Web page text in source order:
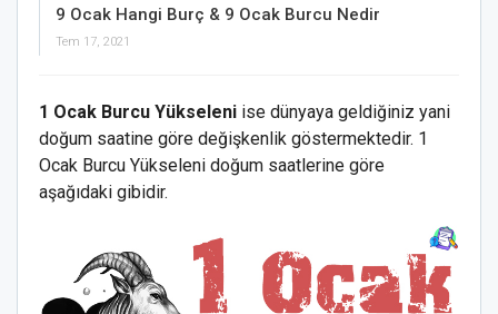
9 Ocak Hangi Burç & 9 Ocak Burcu Nedir
Tem 17, 2021
1 Ocak Burcu Yükseleni ise dünyaya geldiğiniz yani
doğum saatine göre değişkenlik göstermektedir. 1
Ocak Burcu Yükseleni doğum saatlerine göre
aşağıdaki gibidir.